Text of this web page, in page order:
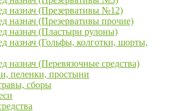
назнач (Презервативы №12)
назнач (Презервативы прочие)
назнач (Пластыри рулоны)
назнач (Гольфы, колготки, шорты,
назнач (Перевязочные средства)
пеленки, простыни
сборы